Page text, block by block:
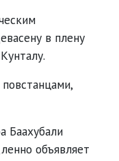
в плену
Баахубали
объявляет